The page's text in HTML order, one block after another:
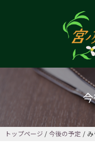
トップページ 今後の予定